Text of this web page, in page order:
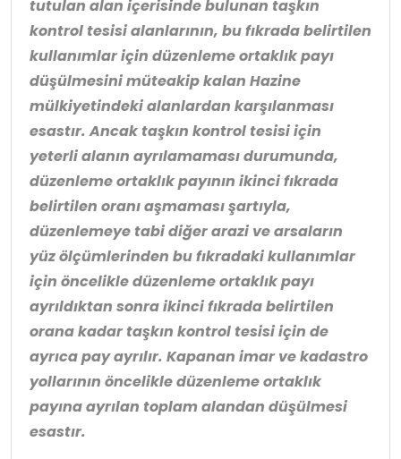
tutulan alan içerisinde bulunan taşkın
kontrol tesisi alanlarının, bu fıkrada belirtilen
kullanımlar için düzenleme ortaklık payı
düşülmesini müteakip kalan Hazine
mülkiyetindeki alanlardan karşılanması
esastır. Ancak taşkın kontrol tesisi için
yeterli alanın ayrılamaması durumunda,
düzenleme ortaklık payının ikinci fıkrada
belirtilen oranı aşmaması şartıyla,
düzenlemeye tabi diğer arazi ve arsaların
yüz ölçümlerinden bu fıkradaki kullanımlar
için öncelikle düzenleme ortaklık payı
ayrıldıktan sonra ikinci fıkrada belirtilen
orana kadar taşkın kontrol tesisi için de
ayrıca pay ayrılır. Kapanan imar ve kadastro
yollarının öncelikle düzenleme ortaklık
payına ayrılan toplam alandan düşülmesi
esastır.